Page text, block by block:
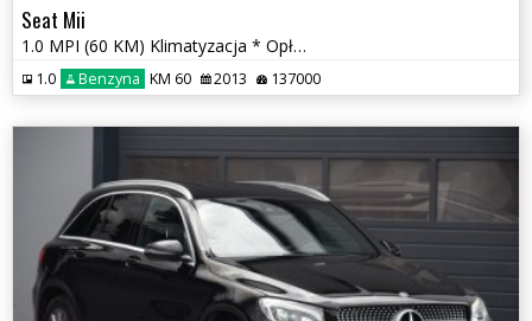
Seat Mii
1.0 MPI (60 KM) Klimatyzacja * Opłacony * Pisemna Gwarancja
1.0 Benzyna KM 60 2013 137000